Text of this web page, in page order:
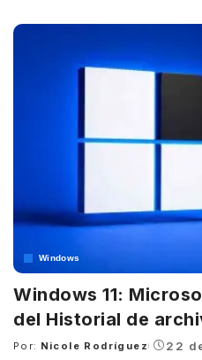
Windows
Windows 11:
del Historial de
Posted
Por: Nicole Rodríguez 22